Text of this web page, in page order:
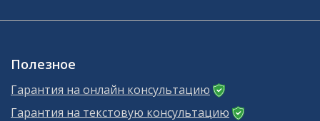
Полезное
Гарантия на онлайн консультацию
Гарантия на текстовую консультацию